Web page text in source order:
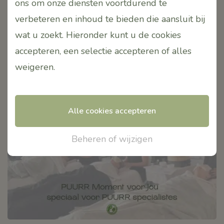
gestegen. Denk hierbij aan…
Lees meer
voor PUURR specialistes
ons om onze diensten voortdurend te
verbeteren en inhoud te bieden die aansluit bij
wat u zoekt. Hieronder kunt u de cookies
accepteren, een selectie accepteren of alles
weigeren.
Alle cookies accepteren
Beheren of wijzigen